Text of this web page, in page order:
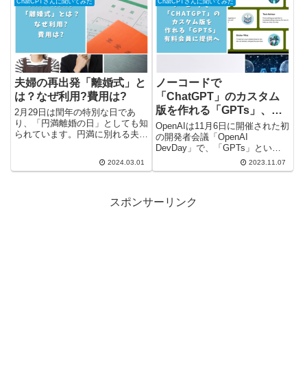
し、景品表示法に違反するとし
会の各分野で急速に普及する現状
を背景にしています。AIを利用し
た文書や画像の生成といっ...
ChatCPTさんに聞いてみた
夫婦の再出発「離婚式」と
は？なぜ利用?費用は?
2月29日は閏年の特別な日であ
り、「円満離婚の日」としても知
られています。円満に別れる夫婦
景や離婚式がもたらす利点につい
2024.03.01
ChatCPTさんに聞いてみた
ノーコードで
「ChatGPT」のカスタム
版を作れる「GPTs」、有
料会員に提供へ
OpenAIは11月6日に開催された初
の開発者会議「OpenAI
DevDay」で、「GPTs」という
コードを書かずにChatGPTのカ
スタムバージョンを作成できる新
取りを通じて、...
2023.11.07
スポンサーリンク